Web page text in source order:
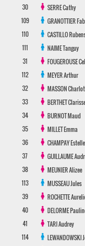
30
SERRECathy
109
GRANOTTIER
110
CASTILLO
111
NAIMETanguy
31
FOUGEROUSE
112
MEYERArthur
32
MASSON
33
BERTHET
34
BURNOTMaud
35
MILLETEmma
36
CHAMPAYEstelle
37
GUILLAUME
38
MEUNIERAlizee
113
MUSSEAUJules
39
ROCHETTE
40
DELORME
41
TARIAudrey
114
LEWANDOWSKI